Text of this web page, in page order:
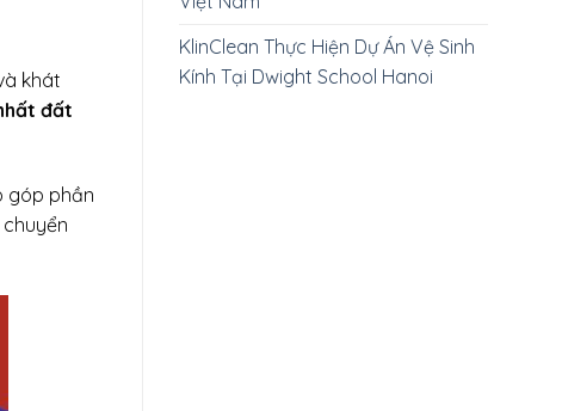
khát
đất
góp phần
KlinClean Thực Hiện Dự Án Vệ Sinh
Kính Tại Dwight School Hanoi